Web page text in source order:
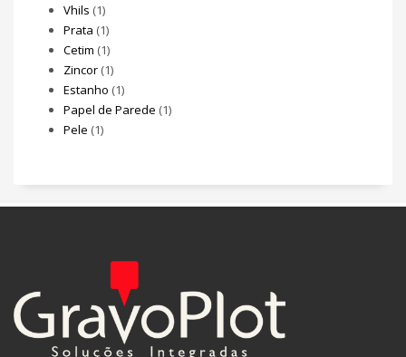
Vhils (1)
Prata (1)
Cetim (1)
Zincor (1)
Estanho (1)
Papel de Parede (1)
Pele (1)